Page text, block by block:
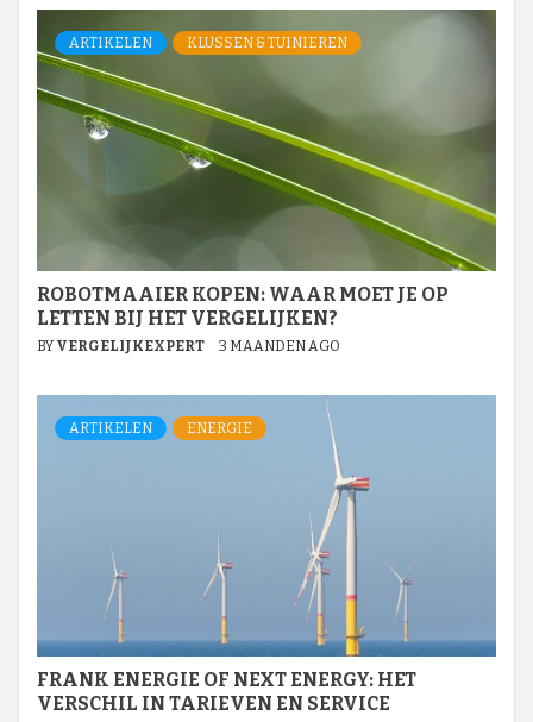
ARTIKELEN KLUSSEN & TUINIEREN
ROBOTMAAIER KOPEN: WAAR MOET JE OP
LETTEN BIJ HET VERGELIJKEN?
BY VERGELIJKEXPERT 3 MAANDEN AGO
ARTIKELEN ENERGIE
FRANK ENERGIE OF NEXT ENERGY: HET
VERSCHIL IN TARIEVEN EN SERVICE